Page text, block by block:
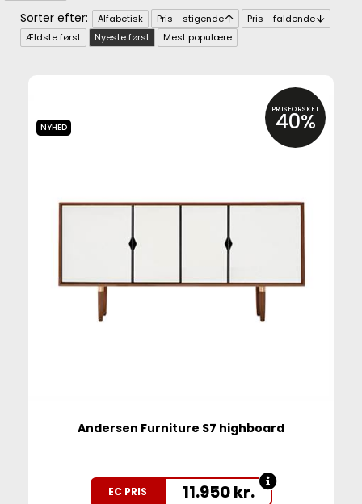
Alfabetisk Pris - stigende
Pris - faldende
Ældste først
Nyeste først Mest populære
PRISFORSKEL
40%
NYHED
Andersen Furniture S7 highboard
EC PRIS 11.950kr.